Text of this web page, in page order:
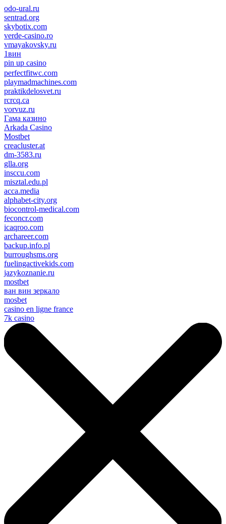
odo-ural.ru
sentrad.org
skybotix.com
verde-casino.ro
vmayakovsky.ru
1вин
pin up casino
пин ап
1win
perfectfitwc.com
playmadmachines.com
praktikdelosvet.ru
rcrcq.ca
vorvuz.ru
Гама казино
Arkada Casino
Mostbet
creacluster.at
dm-3583.ru
glla.org
insccu.com
misztal.edu.pl
acca.media
alphabet-city.org
biocontrol-medical.com
feconcr.com
icaqroo.com
archareer.com
backup.info.pl
burroughsms.org
fuelingactivekids.com
jazykoznanie.ru
mostbet
ван вин зеркало
mosbet
casino en ligne france
7k casino